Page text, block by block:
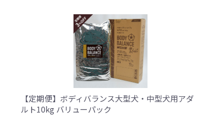
【定期便】ボディバランス大型犬・中型犬用アダ
ルト10kg バリューパック